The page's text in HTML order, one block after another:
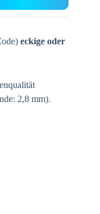
eckige oder
2,8 mm).